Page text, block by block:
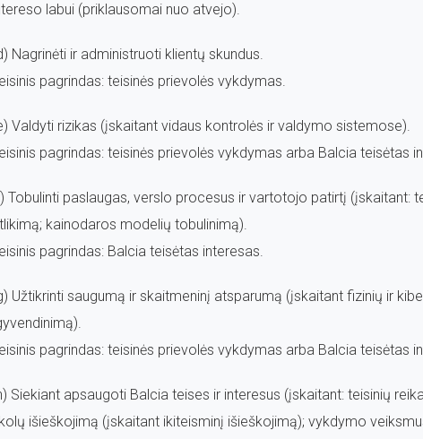
labui (priklausomai nuo atvejo).
Nagrinėti ir administruoti klientų skundus.
pagrindas: teisinės prievolės vykdymas.
Valdyti rizikas (įskaitant vidaus kontrolės ir valdymo sistemose).
pagrindas: teisinės prievolės vykdymas arba Balcia teisėtas
Tobulinti paslaugas, verslo procesus ir vartotojo patirtį (įskaitant:
kainodaros modelių tobulinimą).
pagrindas: Balcia teisėtas interesas.
Užtikrinti saugumą ir skaitmeninį atsparumą (įskaitant fizinių ir
pagrindas: teisinės prievolės vykdymas arba Balcia teisėtas
Siekiant apsaugoti Balcia teises ir interesus (įskaitant: teisinių
išieškojimą (įskaitant ikiteisminį išieškojimą); vykdymo